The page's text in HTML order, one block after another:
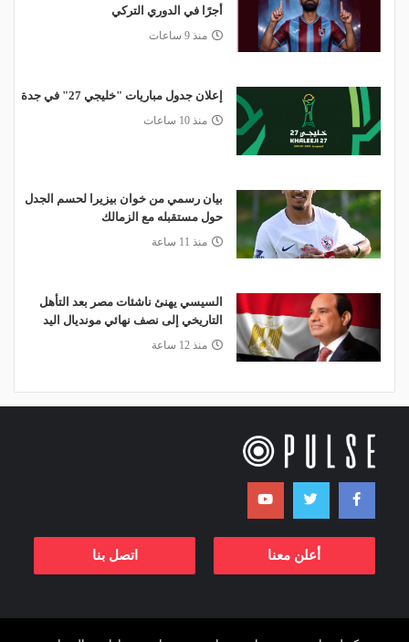
أجرًا في الدوري التركي
منذ 9 ساعات
إعلان جدول مباريات "خليجي 27" في جدة
منذ 10 ساعات
بيان رسمي من خوان بيزيرا لحسم الجدل
حول مستقبله مع الزمالك
منذ 11 ساعة
السيسي يهنئ ناشئات مصر بعد التأهل
التاريخي إلى نصف نهائي مونديال اليد
منذ 12 ساعة
أعلن معنا اتصل بنا